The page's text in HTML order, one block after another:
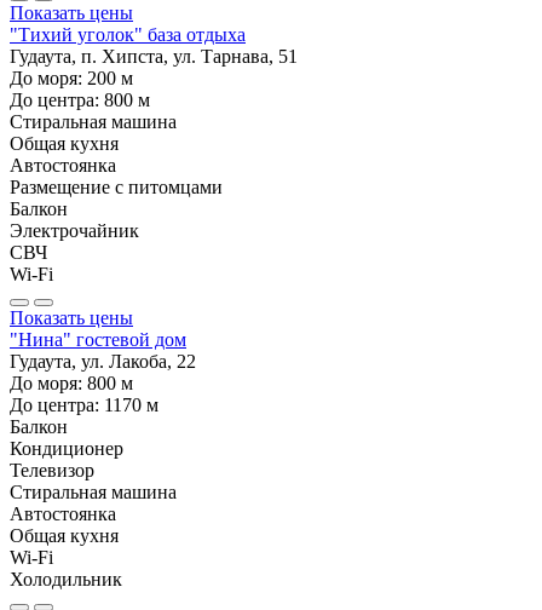
Показать цены
"Тихий уголок" база отдыха
Гудаута, п. Хипста, ул. Тарнава, 51
До моря: 200 м
До центра: 800 м
Стиральная машина
Общая кухня
Автостоянка
Размещение с питомцами
Балкон
Электрочайник
СВЧ
Wi-Fi
Показать цены
"Нина" гостевой дом
Гудаута, ул. Лакоба, 22
До моря: 800 м
До центра: 1170 м
Балкон
Кондиционер
Телевизор
Стиральная машина
Автостоянка
Общая кухня
Wi-Fi
Холодильник